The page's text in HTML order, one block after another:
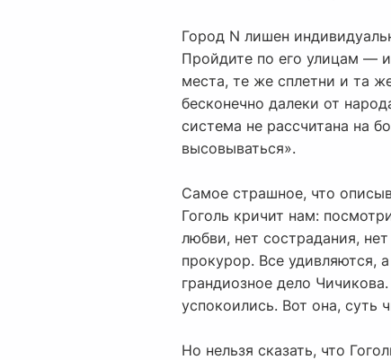
Город N лишен
Пройдите по его улицам —
места, те же сплетни и та
бесконечно далеки от
система не рассчитана на
высовываться».
Самое страшное, что
Гоголь кричит нам:
любви, нет сострадания,
прокурор. Все удивляются,
грандиозное дело
успокоились. Вот она, суть
Но нельзя сказать, что